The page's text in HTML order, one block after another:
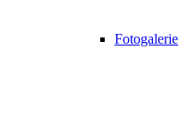
Fotogalerie